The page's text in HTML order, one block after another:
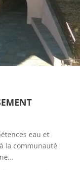
eau et
la communauté